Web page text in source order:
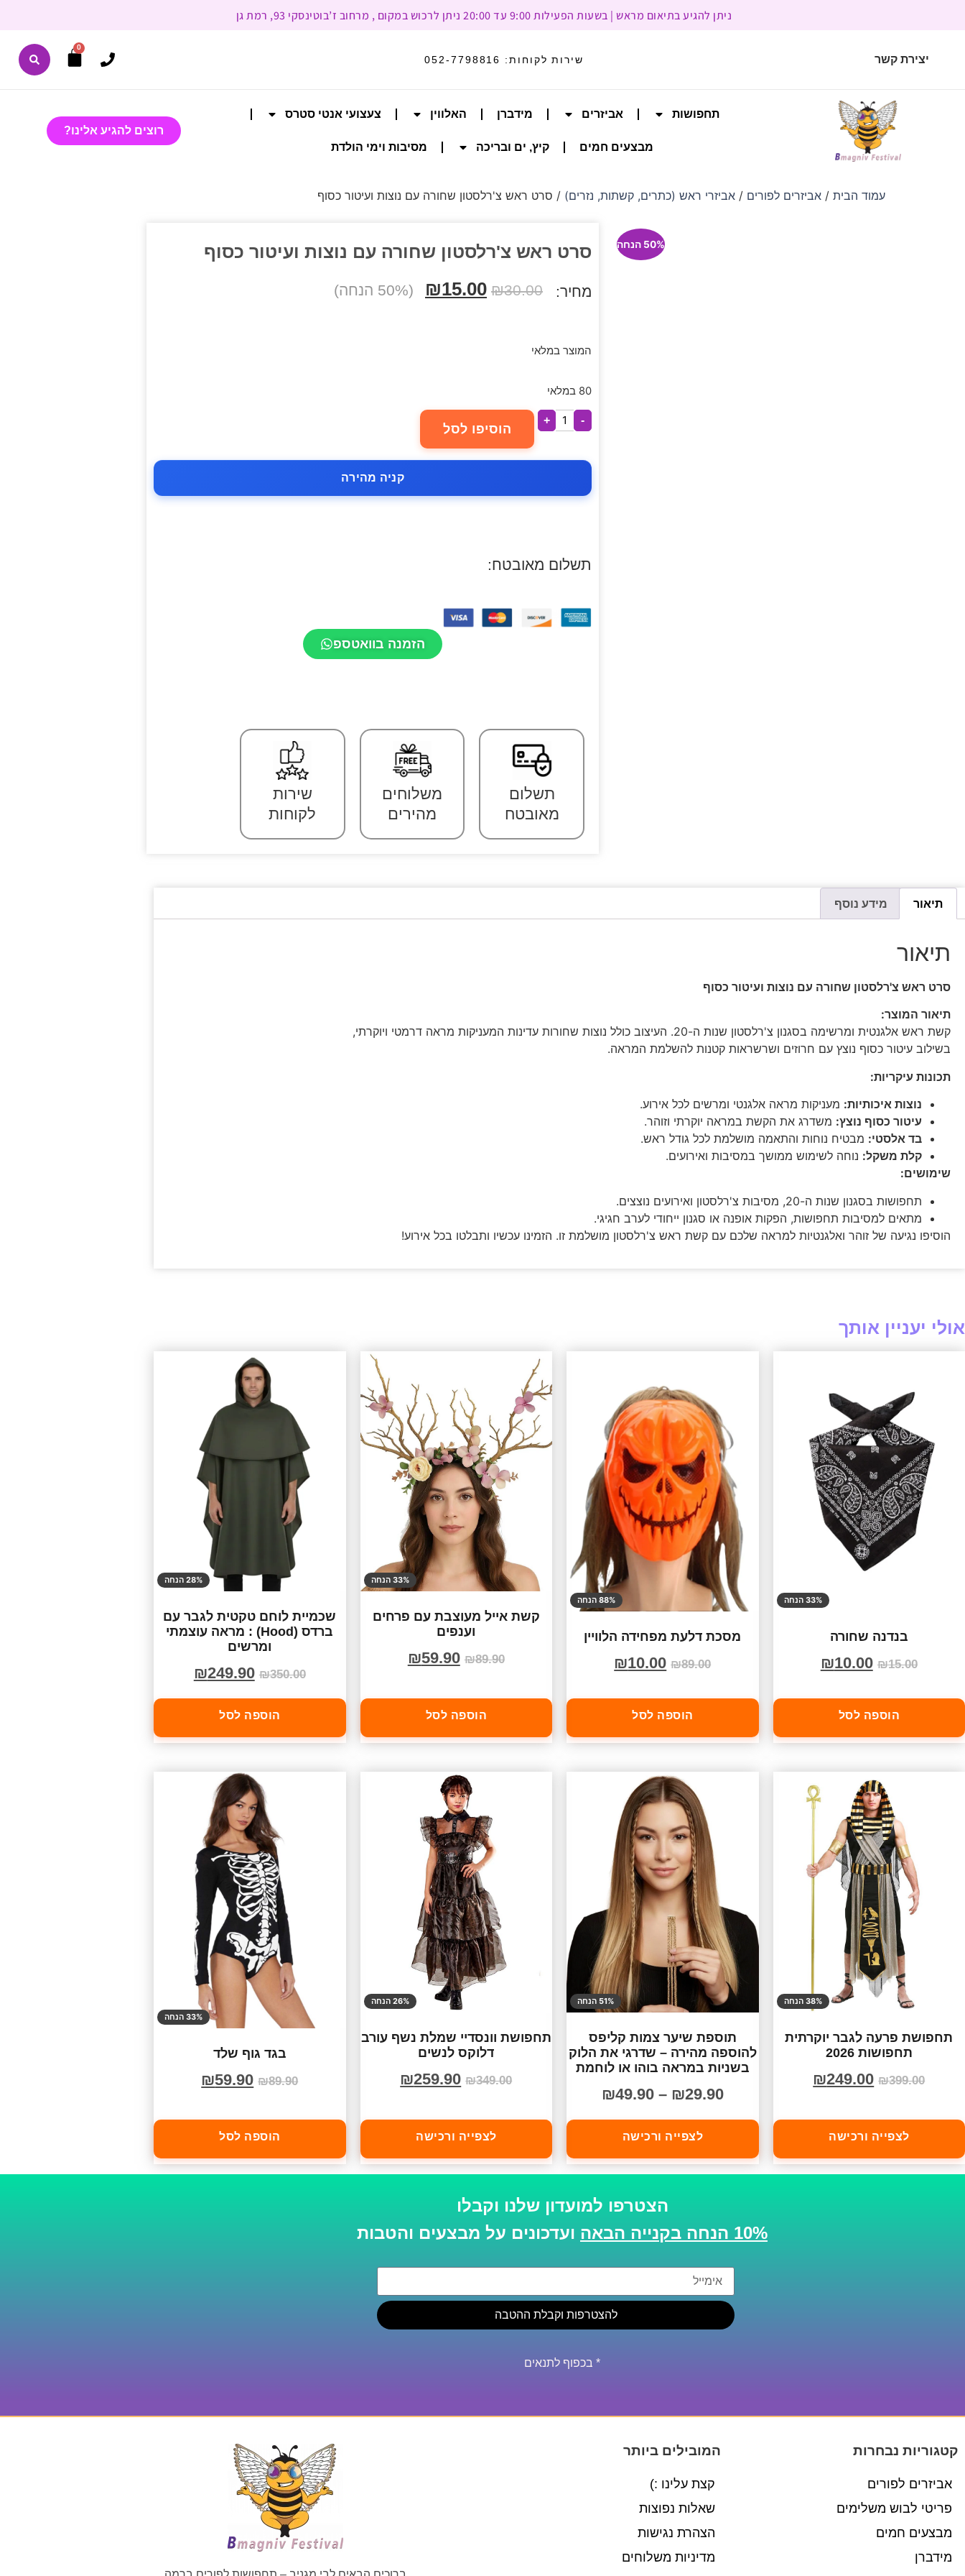
ניתן להגיע בתיאום מראש | בשעות הפעילות 9:00 עד 20:00 ניתן לרכוש במקום , מרחוב ז’בוטינסקי 93, רמת גן
יצירת קשר שירות לקוחות: 052-7798816
0
תחפושות אביזרים מידברן האלווין צעצועי אנטי סטרס
מבצעים חמים קיץ, ים ובריכה מסיבות וימי הולדת
רוצים להגיע אלינו?
עמוד הבית/ אביזרים לפורים / אביזרי ראש (כתרים, קשתות, נזרים) / סרט ראש צ'רלסטון שחורה עם נוצות ועיטור כסוף
50% הנחה סרט ראש צ'רלסטון שחורה עם נוצות ועיטור כסוף
מחיר: ₪30.00
₪15.00 (50% הנחה)
המוצר במלאי
80 במלאי
-
+
הוסיפו לסל
קניה מהירה
תשלום מאובטח:
הזמנה בוואטספ
תשלום
מאובטח
משלוחים
מהירים
שירות
לקוחות
תיאור מידע נוסף
תיאור
סרט ראש צ'רלסטון שחורה עם נוצות ועיטור כסוף
תיאור המוצר:
קשת ראש אלגנטית ומרשימה בסגנון צ'רלסטון שנות ה-20. העיצוב כולל נוצות שחורות עדינות המעניקות מראה דרמטי ויוקרתי,
בשילוב עיטור כסוף נוצץ עם חרוזים ושרשראות קטנות להשלמת המראה.
תכונות עיקריות:
נוצות איכותיות: מעניקות מראה אלגנטי ומרשים לכל אירוע.
עיטור כסוף נוצץ: משדרג את הקשת במראה יוקרתי וזוהר.
בד אלסטי: מבטיח נוחות והתאמה מושלמת לכל גודל ראש.
קלת משקל: נוחה לשימוש ממושך במסיבות ואירועים.
שימושים:
תחפושות בסגנון שנות ה-20, מסיבות צ'רלסטון ואירועים נוצצים.
מתאים למסיבות תחפושות, הפקות אופנה או סגנון ייחודי לערב חגיגי.
הוסיפו נגיעה של זוהר ואלגנטיות למראה שלכם עם קשת ראש צ'רלסטון מושלמת זו. הזמינו עכשיו ותבלטו בכל אירוע!
אולי יעניין אותך
33% הנחה
בנדנה שחורה
₪15.00
₪10.00
הוספה לסל
88% הנחה
מסכת דלעת מפחידה הלוויין
₪89.00
₪10.00
הוספה לסל
33% הנחה
קשת אייל מעוצבת עם פרחים
וענפים
₪89.90
₪59.90
הוספה לסל
28% הנחה
שכמיית לוחם טקטית לגבר עם
ברדס (Hood) : מראה עוצמתי
ומרשים
₪350.00
₪249.90
הוספה לסל
38% הנחה
תחפושת פרעה לגבר יוקרתית
תחפושות 2026
₪399.00
₪249.00
לצפייה ורכישה
51% הנחה
תוספת שיער צמות קליפס
להוספה מהירה – שדרגי את הלוק
בשניות במראה בוהו או לוחמת
₪29.90
–
₪49.90
לצפייה ורכישה
26% הנחה
תחפושת וונסדיי שמלת נשף עורב
דלוקס לנשים
₪349.00
₪259.90
לצפייה ורכישה
33% הנחה
בגד גוף שלד
₪89.90
₪59.90
הוספה לסל
הצטרפו למועדון שלנו וקבלו
10% הנחה בקנייה הבאה
ועדכונים על מבצעים והטבות
להצטרפות וקבלת ההטבה
* בכפוף לתנאים
קטגוריות נבחרות
אביזרים לפורים
פריטי לבוש משלימים
מבצעים חמים
מידברן
המובילים ביותר
קצת עלינו :)
שאלות נפוצות
הצהרת נגישות
מדיניות משלוחים